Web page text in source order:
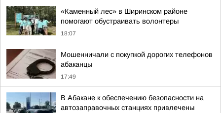
«Каменный лес» в Ширинском районе
помогают обустраивать волонтеры
18:07
Мошенничали с покупкой дорогих телефонов
абаканцы
17:49
В Абакане к обеспечению безопасности на
автозаправочных станциях привлечены